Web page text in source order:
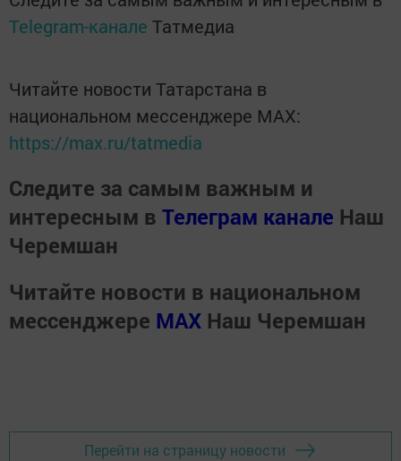
Telegram-канале Татмедиа
Читайте новости Татарстана в
национальном мессенджере MАХ:
https://max.ru/tatmedia
Следите за самым важным и
интересным в Телеграм канале Наш
Черемшан
Читайте новости в национальном
мессенджере MАХ Наш Черемшан
Перейти на страницу новости